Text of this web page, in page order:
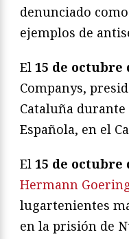
denunciado
ejemplos de
El 15 de octubre
Companys,
Cataluña durante
Española, en el
El 15 de octubre
Hermann
lugartenientes
en la prisión de